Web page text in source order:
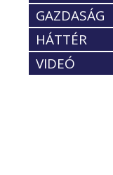
GAZDASÁG
HÁTTÉR
VIDEÓ